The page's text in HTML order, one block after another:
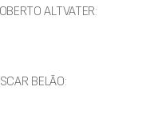
ALTVATER:
BELÃO: